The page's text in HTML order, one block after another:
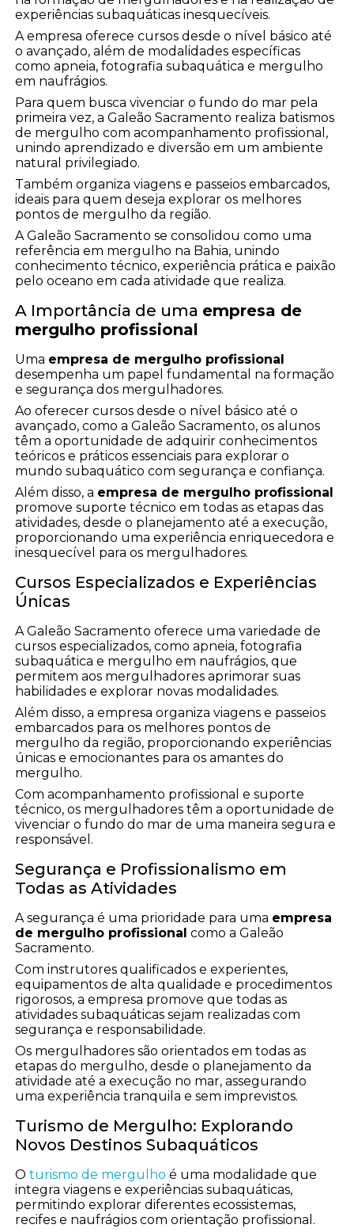
experiências subaquáticas inesquecíveis.
A empresa oferece cursos desde o nível básico até
o avançado, além de modalidades específicas
como apneia, fotografia subaquática e mergulho
em naufrágios.
Para quem busca vivenciar o fundo do mar pela
primeira vez, a Galeão Sacramento realiza batismos
de mergulho com acompanhamento profissional,
unindo aprendizado e diversão em um ambiente
natural privilegiado.
Também organiza viagens e passeios embarcados,
ideais para quem deseja explorar os melhores
pontos de mergulho da região.
A Galeão Sacramento se consolidou como uma
referência em mergulho na Bahia, unindo
conhecimento técnico, experiência prática e paixão
pelo oceano em cada atividade que realiza.
A Importância de uma empresa de
mergulho profissional
Uma empresa de mergulho profissional
desempenha um papel fundamental na formação
e segurança dos mergulhadores.
Ao oferecer cursos desde o nível básico até o
avançado, como a Galeão Sacramento, os alunos
têm a oportunidade de adquirir conhecimentos
teóricos e práticos essenciais para explorar o
mundo subaquático com segurança e confiança.
Além disso, a empresa de mergulho profissional
promove suporte técnico em todas as etapas das
atividades, desde o planejamento até a execução,
proporcionando uma experiência enriquecedora e
inesquecível para os mergulhadores.
Cursos Especializados e Experiências
Únicas
A Galeão Sacramento oferece uma variedade de
cursos especializados, como apneia, fotografia
subaquática e mergulho em naufrágios, que
permitem aos mergulhadores aprimorar suas
habilidades e explorar novas modalidades.
Além disso, a empresa organiza viagens e passeios
embarcados para os melhores pontos de
mergulho da região, proporcionando experiências
únicas e emocionantes para os amantes do
mergulho.
Com acompanhamento profissional e suporte
técnico, os mergulhadores têm a oportunidade de
vivenciar o fundo do mar de uma maneira segura e
responsável.
Segurança e Profissionalismo em
Todas as Atividades
A segurança é uma prioridade para uma empresa
de mergulho profissional como a Galeão
Sacramento.
Com instrutores qualificados e experientes,
equipamentos de alta qualidade e procedimentos
rigorosos, a empresa promove que todas as
atividades subaquáticas sejam realizadas com
segurança e responsabilidade.
Os mergulhadores são orientados em todas as
etapas do mergulho, desde o planejamento da
atividade até a execução no mar, assegurando
uma experiência tranquila e sem imprevistos.
Turismo de Mergulho: Explorando
Novos Destinos Subaquáticos
Oturismo de mergulho é uma modalidade que
integra viagens e experiências subaquáticas,
permitindo explorar diferentes ecossistemas,
recifes e naufrágios com orientação profissional.